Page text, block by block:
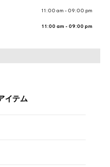
11:00 am - 09:00 pm
11:00 am - 09:00 pm
イテム